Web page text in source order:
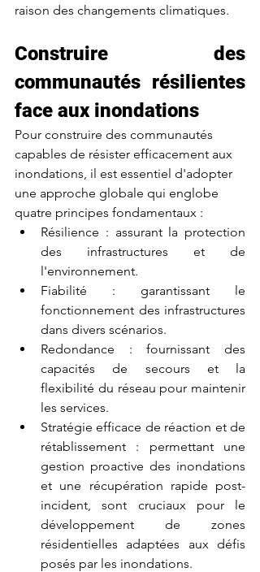
raison des changements climatiques.
Construire des
communautés résilientes
face aux inondations
Pour construire des communautés
capables de résister efficacement aux
inondations, il est essentiel d'adopter
une approche globale qui englobe
quatre principes fondamentaux :
Résilience : assurant la protection
des infrastructures et de
l'environnement.
Fiabilité : garantissant le
fonctionnement des infrastructures
dans divers scénarios.
Redondance : fournissant des
capacités de secours et la
flexibilité du réseau pour maintenir
les services.
Stratégie efficace de réaction et de
rétablissement : permettant une
gestion proactive des inondations
et une récupération rapide post-
incident, sont cruciaux pour le
développement de zones
résidentielles adaptées aux défis
posés par les inondations.